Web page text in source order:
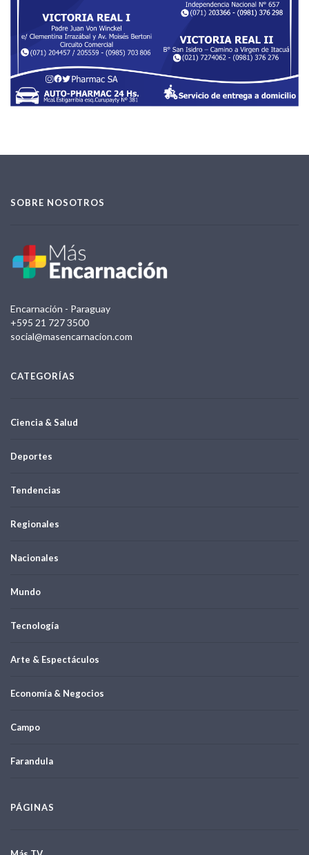
SOBRE NOSOTROS
Encarnación - Paraguay
+595 21 727 3500
social@masencarnacion.com
CATEGORÍAS
Ciencia & Salud
Deportes
Tendencias
Regionales
Nacionales
Mundo
Tecnología
Arte & Espectáculos
Economía & Negocios
Campo
Farandula
PÁGINAS